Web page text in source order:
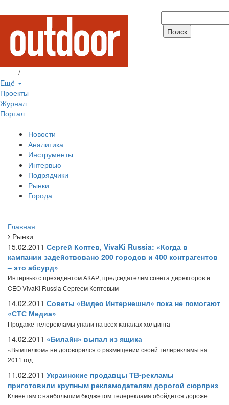
/
Ещё
Проекты
Журнал
Портал
Новости
Аналитика
Инструменты
Интервью
Подрядчики
Рынки
Города
Главная
Рынки
15.02.2011 Сергей Коптев, VivaKi Russia: «Когда в
кампании задействовано 200 городов и 400 контрагентов
– это абсурд»
Интервью с президентом АКАР, председателем совета директоров и
CEO VivaKi Russia Сергеем Коптевым
14.02.2011 Советы «Видео Интернешнл» пока не помогают
«СТС Медиа»
Продаже телерекламы упали на всех каналах холдинга
14.02.2011 «Билайн» выпал из ящика
«Вымпелком» не договорился о размещении своей телерекламы на
2011 год
11.02.2011 Украинские продавцы ТВ-рекламы
приготовили крупным рекламодателям дорогой сюрприз
Клиентам с наибольшим бюджетом телереклама обойдется дороже